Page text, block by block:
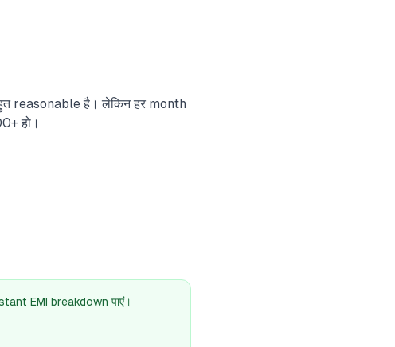
reasonable है। लेकिन हर month
हो।
EMI breakdown पाएं।